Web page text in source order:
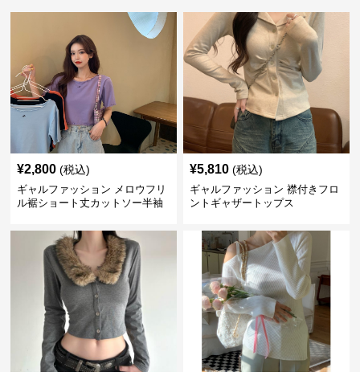
¥2,800 (税込)
ギャルファッション メロウフリ
ル裾ショート丈カットソー半袖
¥5,810 (税込)
ギャルファッション 襟付きフロ
ントギャザートップス